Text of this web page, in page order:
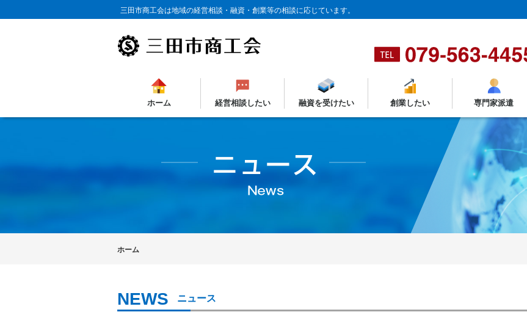
三田市商工会は地域の経営相談・融資・創業等の相談に応じています。
ホーム 経営相談したい 融資を受けたい 創業したい 専門家派遣
ホーム
ニュース